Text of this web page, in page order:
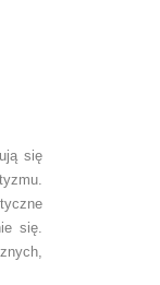
się
się.